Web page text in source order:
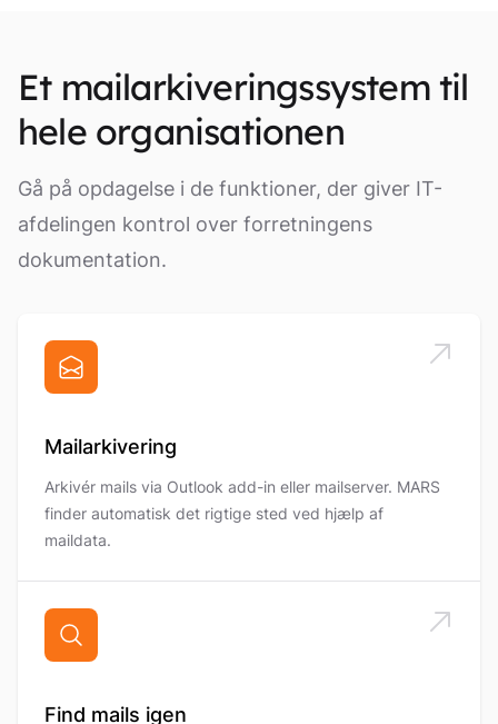
Et mailarkiveringssystem til
hele organisationen
Gå på opdagelse i de funktioner, der giver IT-
afdelingen kontrol over forretningens
dokumentation.
Mailarkivering
Arkivér mails via Outlook add-in eller mailserver. MARS
finder automatisk det rigtige sted ved hjælp af
maildata.
Find mails igen